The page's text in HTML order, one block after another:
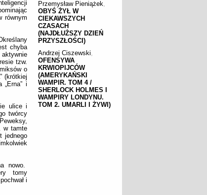
Przemysław Pieniążek,
OBYŚ ŻYŁ W
CIEKAWSZYCH
CZASACH
(NAJDŁUŻSZY DZIEŃ
PRZYSZŁOŚCI)
Andrzej Ciszewski,
OFENSYWA
KRWIOPIJCÓW
(AMERYKAŃSKI
WAMPIR. TOM 4 /
SHERLOCK HOLMES I
WAMPIRY LONDYNU.
TOM 2. UMARLI I ŻYWI)
równym
chyba
tzw.
o
(krótkiej
„Erna” i
ulice i
twórcy
w tamte
jednego
nowo.
tomy
i